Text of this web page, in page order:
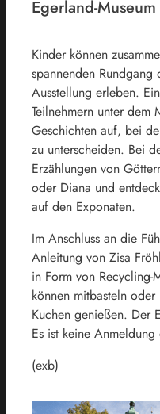
Egerland-
Kinder können
spannenden Rundgang
Ausstellung erleben.
Teilnehmern unter dem
Geschichten auf, bei
zu unterscheiden. Bei
Erzählungen von
oder Diana und
auf den Exponaten.
Im Anschluss an die
Anleitung von Zisa
in Form von Recycling-
können mitbasteln
Kuchen genießen. Der
Es ist keine
(exb)